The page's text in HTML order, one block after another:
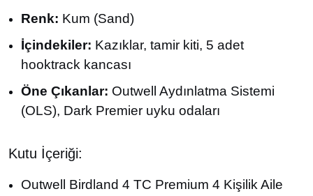
Renk: Kum (Sand)
İçindekiler: Kazıklar, tamir kiti, 5 adet
hooktrack kancası
Öne Çıkanlar: Outwell Aydınlatma Sistemi
(OLS), Dark Premier uyku odaları
Kutu İçeriği:
Outwell Birdland 4 TC Premium 4 Kişilik Aile